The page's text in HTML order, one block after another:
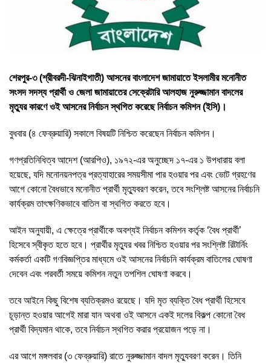
শেরপুর-৩ (শ্রীবরদী-ঝিনাইগাতী) আসনের বাংলাদেশ জামায়াতে ইসলামীর মনোনীত
সংসদ সদস্য প্রার্থী ও জেলা জামায়াতের সেক্রেটারি আলহাজ নুরুজ্জামান বাদলের
মৃত্যুর কারণে ওই আসনের নির্বাচন স্থগিত করেছে নির্বাচন কমিশন (ইসি)।
বুধবার (৪ ফেব্রুয়ারি) সকালে বিষয়টি নিশ্চিত করেছেন নির্বাচন কমিশন।
গণপ্রতিনিধিত্ব আদেশ (আরপিও), ১৯৭২-এর অনুচ্ছেদ ১৭-এর ১ উপধারায় বলা
হয়েছে, যদি মনোনয়নপত্র প্রত্যাহারের সময়সীমা পার হওয়ার পর এবং ভোট গ্রহণের
আগে কোনো বৈধভাবে মনোনীত প্রার্থী মৃত্যুবরণ করেন, তবে সংশ্লিষ্ট আসনের নির্বাচনি
কার্যক্রম তাৎক্ষণিকভাবে বাতিল বা স্থগিত করতে হবে।
আইন অনুযায়ী, এ ক্ষেত্রে প্রার্থীকে অবশ্যই নির্বাচন কমিশন কর্তৃক ‘বৈধ প্রার্থী’
হিসেবে স্বীকৃত হতে হবে। প্রার্থীর মৃত্যুর খবর নিশ্চিত হওয়ার পর সংশ্লিষ্ট রিটার্নিং
কর্মকর্তা একটি গণবিজ্ঞপ্তির মাধ্যমে ওই আসনের নির্বাচনি কার্যক্রম বাতিলের ঘোষণা
দেবেন এবং পরবর্তী সময়ে কমিশন নতুন তপশিল ঘোষণা করবে।
তবে আইনে কিছু বিশেষ ব্যতিক্রমও রয়েছে। যদি মৃত ব্যক্তি বৈধ প্রার্থী হিসেবে
চূড়ান্ত হওয়ার আগেই মারা যান অথবা ওই আসনে একই দলের বিকল্প কোনো বৈধ
প্রার্থী বিদ্যমান থাকে, তবে নির্বাচন স্থগিত করার প্রয়োজন পড়ে না।
এর আগে মঙ্গলবার (৩ ফেব্রুয়ারি) রাতে নুরুজ্জামান বাদল মৃত্যুবরণ করেন। তিনি